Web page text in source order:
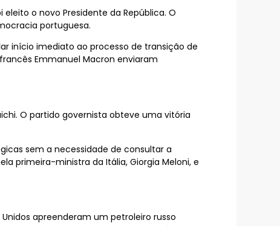
o novo Presidente da República. O
portuguesa.
início imediato ao processo de transição de
Emmanuel Macron enviaram
O partido governista obteve uma vitória
sem a necessidade de consultar a
primeira-ministra da Itália, Giorgia Meloni, e
apreenderam um petroleiro russo